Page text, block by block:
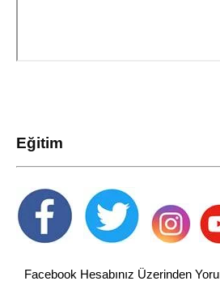
Eğitim
Facebook Hesabınız Üzerinden